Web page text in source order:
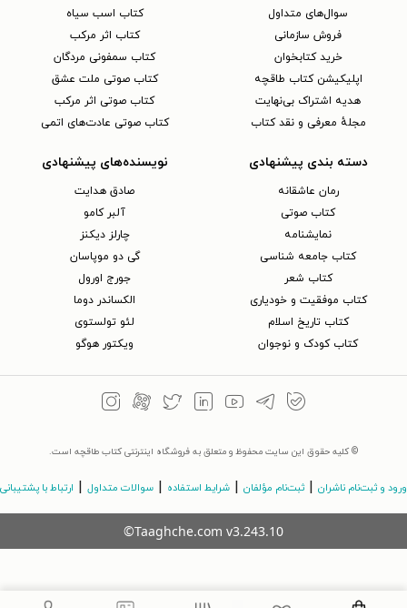
سوال‌های متداول
فروش سازمانی
خرید کتابخوان
اپلیکیشن کتاب طاقچه
هدیه اشتراک بی‌نهایت
مجلهٔ معرفی و نقد کتاب
کتاب اسب سیاه
کتاب اثر مرکب
کتاب سمفونی مردگان
کتاب صوتی ملت عشق
کتاب صوتی اثر مرکب
کتاب صوتی عادت‌های اتمی
دسته بندی پیشنهادی
رمان عاشقانه
کتاب‌ صوتی
نمایشنامه
کتاب جامعه شناسی
کتاب شعر
کتاب موفقیت و خودیاری
کتاب تاریخ اسلام
کتاب کودک و نوجوان
نویسنده‌های پیشنهادی
صادق هدایت
آلبر کامو
چارلز دیکنز
گی دو موپاسان
جورج اورول
الکساندر دوما
لئو تولستوی
ویکتور هوگو
© کلیه حقوق این سایت محفوظ و متعلق به فروشگاه اینترنتی کتاب طاقچه است.
ورود و ثبت‌نام ناشران ثبت‌نام مؤلفان شرایط استفاده سوالات متداول ارتباط با پشتیبانی
©Taaghche.com v3.243.10